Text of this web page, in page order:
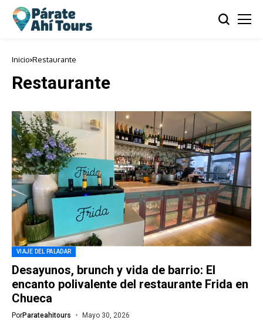
Inicio Restaurante
Restaurante
VIAJE DEL PALADAR
Desayunos, brunch y vida de barrio: El
encanto polivalente del restaurante Frida en
Chueca
PorParateahitours Mayo 30, 2026